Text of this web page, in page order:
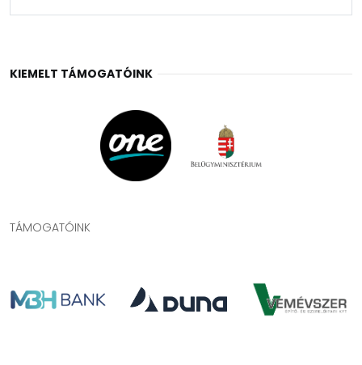
KIEMELT TÁMOGATÓINK
TÁMOGATÓINK